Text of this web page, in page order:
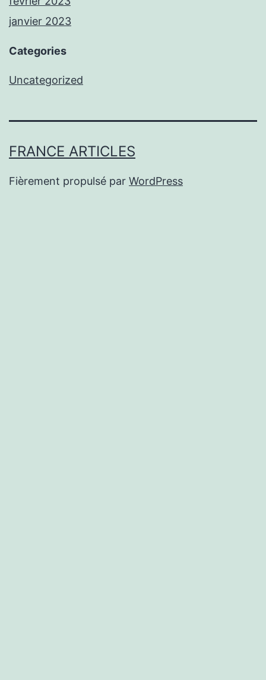
janvier 2023
Categories
Uncategorized
FRANCE ARTICLES
Fièrement propulsé par WordPress